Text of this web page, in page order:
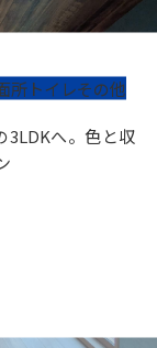
所トイレその他
3LDKへ。色と収